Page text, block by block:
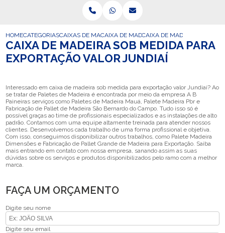
HOMECATEGORIASCAIXAS DE MADEIRA PARA EXPORTACAO
CAIXA DE MADEIRA PARA A EXPORTACAO
CAIXA DE MADEIRA SOB
CAIXA DE MADEIRA SOB MEDIDA PARA
EXPORTAÇÃO VALOR JUNDIAÍ
Interessado em caixa de madeira sob medida para exportação valor Jundiaí? Ao
se tratar de Paletes de Madeira é encontrada por meio da empresa A B
Paineiras serviços como Paletes de Madeira Mauá, Palete Madeira Pbr e
Fabricação de Pallet de Madeira São Bernardo do Campo. Tudo isso só é
possível graças ao time de profissionais especializados e as instalações de alto
padrão. Contamos com uma equipe altamente treinada para atender nossos
clientes. Desenvolvemos cada trabalho de uma forma profissional e objetiva.
Com isso, conseguimos disponibilizar outros trabalhos, como Palete Madeira
Dimensões e Fabricação de Pallet Grande de Madeira para Exportação. Saiba
mais entrando em contato com nossa empresa, sanando assim as suas
dúvidas sobre os serviços e produtos disponibilizados pelo ramo com a melhor
marca.
FAÇA UM ORÇAMENTO
Digite seu nome
Digite seu email